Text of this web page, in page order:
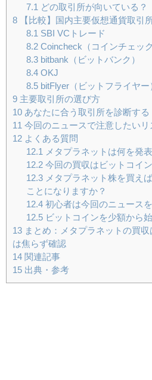
7.1
どの取引所が向いている？
8 【比較】国内主要仮想通貨取引
8.1 SBI VCトレード
8.2Coincheck（コインチェック
8.3bitbank（ビットバンク）
8.4OKJ
8.5bitFlyer（ビットフライヤー
9 主要取引所の選び方
10 あなたに合う取引所を診断する
11 今回のニュースで注意したいリ
12 よくある質問
12.1
メタプラネットは何を発
12.2今回の買収はビットコイ
12.3メタプラネット株を買え
ことになりますか？
12.4初心者は今回のニュース
12.5ビットコインを少額から
13 まとめ：メタプラネットの買
は焦らず確認
14 関連記事
15 出典・参考